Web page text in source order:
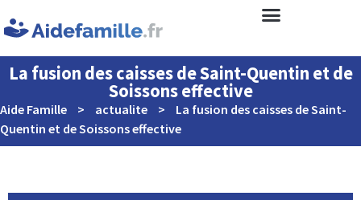
La fusion des caisses de Saint-Quentin et de
Soissons effective
Aide Famille > actualite >
La fusion des caisses de Saint-
Quentin et de Soissons effective